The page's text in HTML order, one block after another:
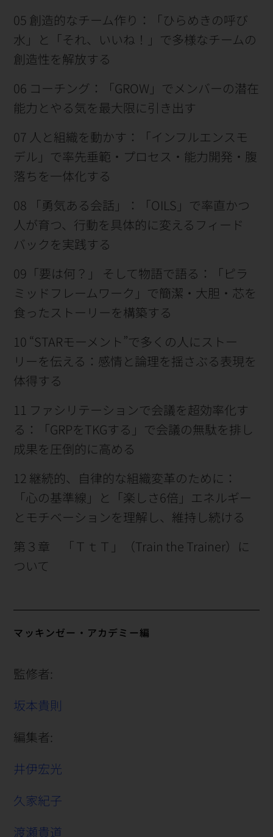
05 創造的なチーム作り：「ひらめきの呼び
水」と「それ、いいね！」で多様なチームの
創造性を解放する
06 コーチング：「GROW」でメンバーの潜在
能力とやる気を最大限に引き出す
07 人と組織を動かす：「インフルエンスモ
デル」で率先垂範・プロセス・能力開発・腹
落ちを一体化する
08 「勇気ある会話」：「OILS」で率直かつ
人が育つ、行動を具体的に変えるフィード
バックを実践する
09「要は何？」 そして物語で語る：「ピラ
ミッドフレームワーク」で簡潔・大胆・芯を
食ったストーリーを構築する
10 “STARモーメント”で多くの人にストー
リーを伝える：感情と論理を揺さぶる表現を
体得する
11 ファシリテーションで会議を超効率化す
る：「GRPをTKGする」で会議の無駄を排し
成果を圧倒的に高める
12 継続的、自律的な組織変革のために：
「心の基準線」と「楽しさ6倍」エネルギー
とモチベーションを理解し、維持し続ける
第３章 「ＴｔＴ」（Train the Trainer）に
ついて
マッキンゼー・アカデミー編
監修者:
坂本貴則
編集者:
井伊宏光
久家紀子
渡瀬貴道